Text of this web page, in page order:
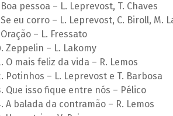
Boa pessoa – L. Leprevost, T. Chaves
Se eu corro – L. Leprevost, C. Biroll, M.
Oração – L. Fressato
Zeppelin – L. Lakomy
O mais feliz da vida – R. Lemos
Potinhos – L. Leprevost e T. Barbosa
Que isso fique entre nós – Pélico
A balada da contramão – R. Lemos